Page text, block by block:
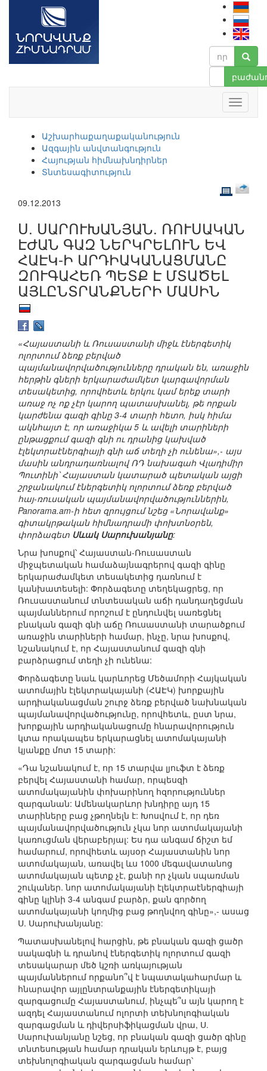
Աշխարհաքաղաքականություն
Ազգային անվտանգություն
Հայության հիմնախնդիրներ
Տնտեսագիտություն
09.12.2013
Ս. ՍԱՐՈՒԽԱՆՅԱՆ. ՌՈՒՍԱԿԱՆ
ԷԺԱՆ ԳԱԶ ՆԵՐԿՐԵԼՈՒՆ ԵՎ
ՀԱԷԿ-Ի ԱՐԴԻԱԿԱՆԱՑՄԱՆԸ
ԶՈՒԳԱՀԵՌ ՊԵՏՔ Է ՄՏԱԾԵԼ
ԱՅԼԸՆՏՐԱՆՔՆԵՐԻ ՄԱՍԻՆ
«Հայաստանի և Ռուսաստանի միջև էներգետիկ
ոլորտում ձեռք բերված
պայմանավորվածությունները դրական են, առաջին
հերթին գների երկարաժամկետ կարգավորման
տեսակետից, որովհետև երկու կամ երեք տարի
առաջ ոչ ոք չէր կարող պատասխանել, թե որքան
կարժենա գազի գինը 3-4 տարի հետո, իսկ հիմա
ակնհայտ է, որ առաջիկա 5 և ավելի տարիների
ընթացքում գազի գնի ու դրանից կախված
էլեկտրաէներգիայի գնի աճ տեղի չի ունենա»,- այս
մասին անդրադառնալով ՌԴ նախագահ Վլադիմիր
Պուտինի՝ Հայաստան կատարած պետական այցի
շրջանակում էներգետիկ ոլորտում ձեռք բերված
հայ-ռուսական պայմանավորվածություններին,
Panorama.am-ի հետ զրույցում նշեց «Նորավանք»
գիտակրթական հիմնադրամի փոխտնօրեն,
փորձագետ Սևակ Սարուխանյանը:
Նրա խոսքով՝ Հայաստան-Ռուսաստան
միջպետական համաձայնագրերով գազի գինը
երկարաժամկետ տեսակետից դառնում է
կանխատեսելի: Փորձագետը տեղեկացրեց, որ
Ռուսաստանում տնտեսական աճի դանդաղեցման
պայմաններում որոշում է ընդունվել սառեցնել
բնական գազի գնի աճը Ռուսաստանի տարածքում
առաջին տարիների համար, ինչը, նրա խոսքով,
նշանակում է, որ Հայաստանում գազի գնի
բարձրացում տեղի չի ունենա:
Փորձագետը նաև կարևորեց Մեծամորի Հայկական
ատոմային էլեկտրակայանի (ՀԱԷԿ) խորքային
արդիականացման շուրջ ձեռք բերված նախնական
պայմանավորվածությունը, որովհետև, ըստ նրա,
խորքային արդիականացումը հնարավորություն
կտա որակապես երկարացնել ատոմակայանի
կյանքը մոտ 15 տարի:
«Դա նշանակում է, որ 15 տարվա լյուֆտ է ձեռք
բերվել Հայաստանի համար, որպեսզի
ատոմակայանին փոխարինող հզորություններ
զարգանան: Ամենակարևոր խնդիրը այդ 15
տարիները բաց չթողնելն է: Խոսվում է, որ դեռ
պայմանավորվածություն չկա նոր ատոմակայանի
կառուցման վերաբերյալ: Ես դա անգամ ճիշտ եմ
համարում, որովհետև այսօր Հայաստանին նոր
ատոմակայան, առավել ևս 1000 մեգավատանոց
ատոմակայան պետք չէ, քանի որ չկան սպառման
շուկաներ. նոր ատոմակայանի էլեկտրաէներգիայի
գինը կլինի 3-4 անգամ բարձր, քան գործող
ատոմակայանի կողմից բաց թողնվող գինը»,- ասաց
Ս. Սարուխանյանը:
Պատասխանելով հարցին, թե բնական գազի ցածր
սակագնի և դրանով էներգետիկ ոլորտում գազի
տեսակարար մեծ կշռի առկայության
պայմաններում որքանո՞վ է նպատակահարմար և
հնարավոր այլընտրանքային էներգետիկայի
զարգացումը Հայաստանում, ինչպե՞ս այն կարող է
ազդել Հայաստանում ոլորտի տեխնոլոգիական
զարգացման և դիվերսիֆիկացման վրա, Ս.
Սարուխանյանը նշեց, որ բնական գազի ցածր գինը
տնտեսության համար դրական երևույթ է, բայց
տեխնոլոգիական զարգացման համար՝